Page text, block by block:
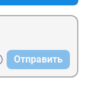
Отправить